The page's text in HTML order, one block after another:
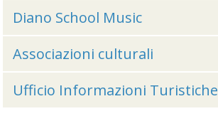
Diano School Music
Associazioni culturali
Ufficio Informazioni Turistiche